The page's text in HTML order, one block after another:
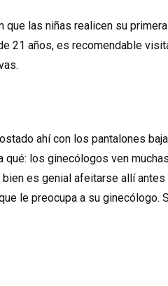
que las niñas realicen su
21 años, es recomendable
ahí con los pantalones
qué: los ginecólogos ven
bien es genial afeitarse allí
le preocupa a su ginecólogo.